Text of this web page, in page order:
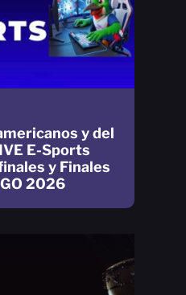
y del
E-Sports
y Finales
2026